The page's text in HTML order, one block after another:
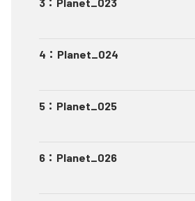
4 ： Planet_024
5 ： Planet_025
6 ： Planet_026